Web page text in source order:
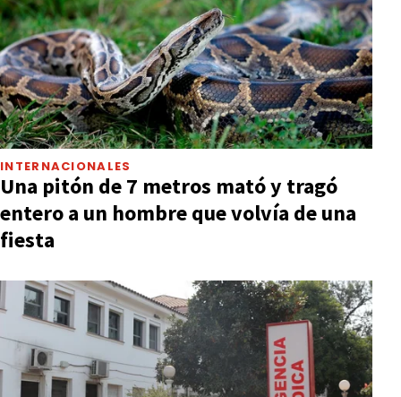
INTERNACIONALES
Una pitón de 7 metros mató y tragó
entero a un hombre que volvía de una
fiesta